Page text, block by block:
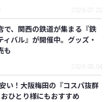
2026.07.28
で、関西の鉄道が集まる『鉄
ィバル』が開催中。グッズ・
も
2026.08.04
い！大阪梅田の『コスパ抜群
ひとり様にもおすすめ